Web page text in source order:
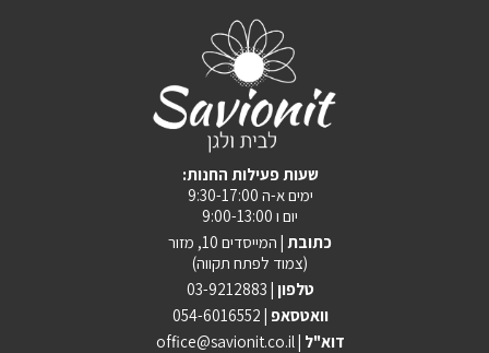
:שעות פעילות החנות
ימים א-ה 9:30-17:00
יום ו 9:00-13:00
כתובת | המייסדים 10, מזור
(צמוד לפתח תקווה)
טלפון | 03-9212883
וואטסאפ | 054-6016552
office@savionit.co.il | דוא"ל